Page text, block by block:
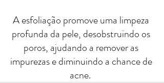
A esfoliação promove uma limpeza
profunda da pele, desobstruindo os
poros, ajudando a remover as
impurezas e diminuindo a chance de
acne.